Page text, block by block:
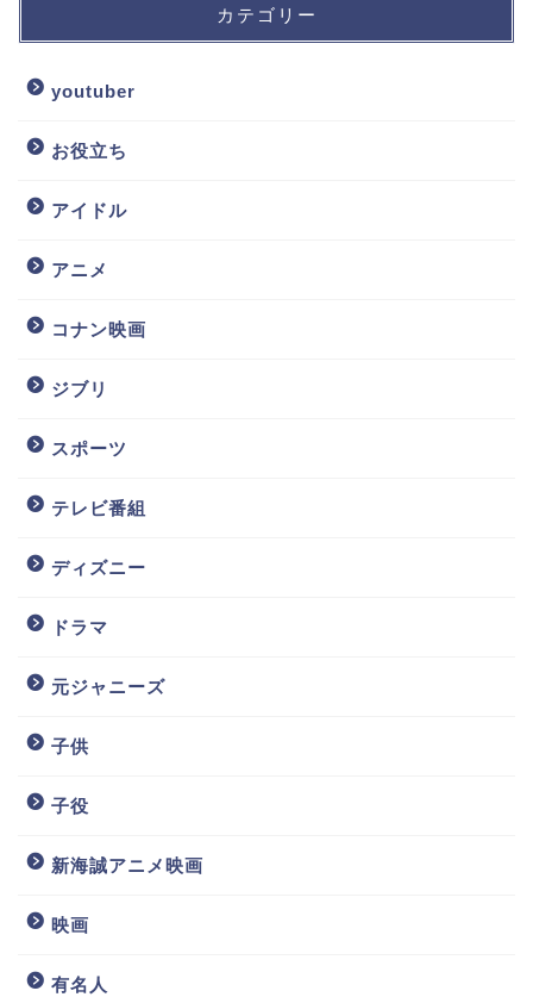
カテゴリー
youtuber
お役立ち
アイドル
アニメ
コナン映画
ジブリ
スポーツ
テレビ番組
ディズニー
ドラマ
元ジャニーズ
子供
子役
新海誠アニメ映画
映画
有名人